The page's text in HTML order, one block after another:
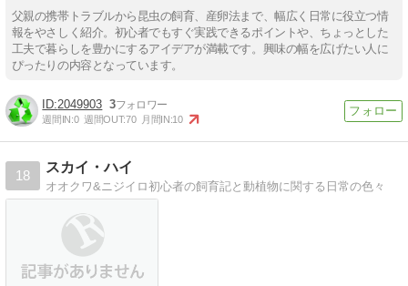
父親の携帯トラブルから昆虫の飼育、産卵法まで、幅広く日常に役立つ情
報をやさしく紹介。初心者でもすぐ実践できるポイントや、ちょっとした
工夫で暮らしを豊かにするアイデアが満載です。興味の幅を広げたい人に
ぴったりの内容となっています。
2049903 3
週間IN:0 週間OUT:70 月間IN:10
18
スカイ・ハイ
オオクワ&ニジイロ初心者の飼育記と動植物に関する日常の色々